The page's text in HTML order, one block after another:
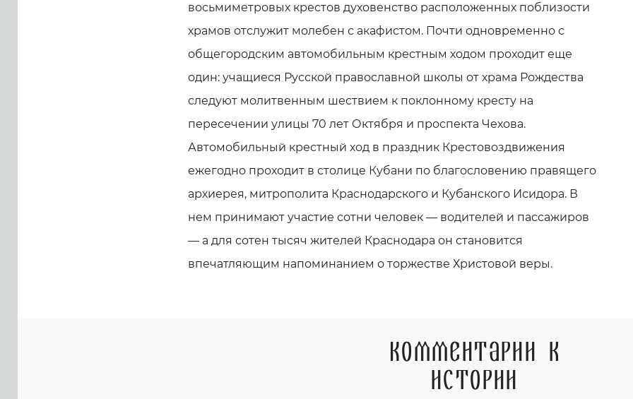
восьмиметровых крестов духовенство расположенных поблизости
храмов отслужит молебен с акафистом. Почти одновременно с
общегородским автомобильным крестным ходом проходит еще
один: учащиеся Русской православной школы от храма Рождества
следуют молитвенным шествием к поклонному кресту на
пересечении улицы 70 лет Октября и проспекта Чехова.
Автомобильный крестный ход в праздник Крестовоздвижения
ежегодно проходит в столице Кубани по благословению правящего
архиерея, митрополита Краснодарского и Кубанского Исидора. В
нем принимают участие сотни человек — водителей и пассажиров
— а для сотен тысяч жителей Краснодара он становится
впечатляющим напоминанием о торжестве Христовой веры.
Комментарии к
истории